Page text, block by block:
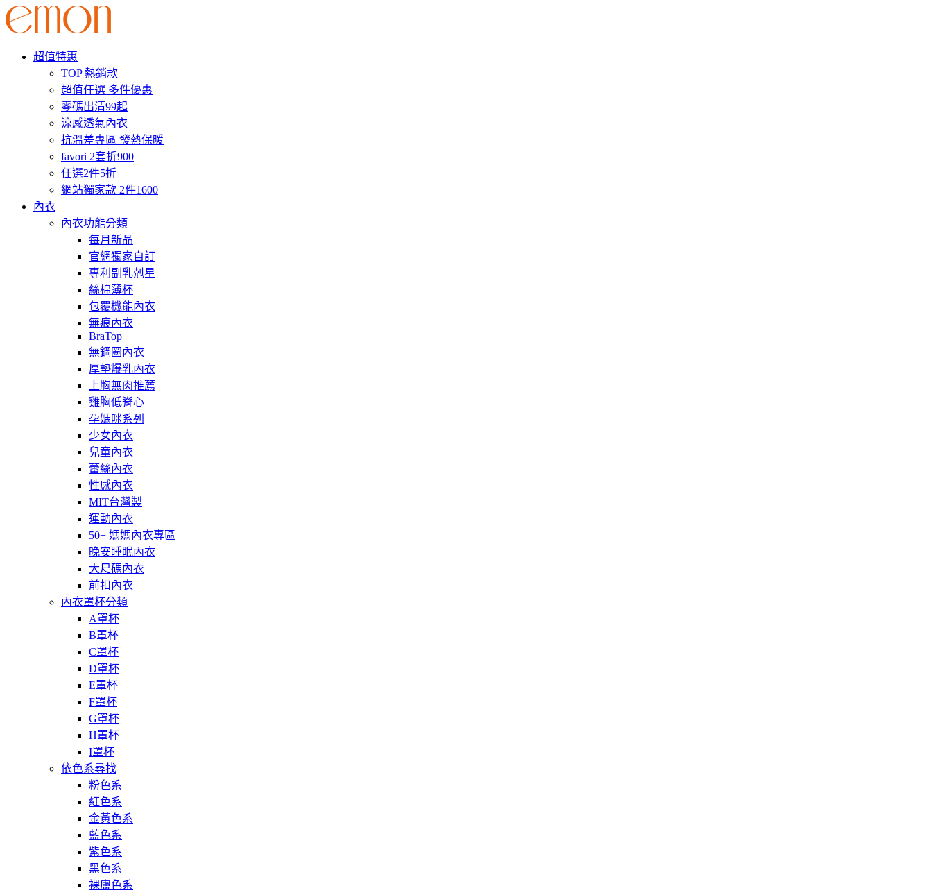
超值特惠
TOP 熱銷款
超值任選 多件優惠
零碼出清99起
涼感透氣內衣
抗溫差專區 發熱保暖
favori 2套折900
任選2件5折
網站獨家款 2件1600
內衣
內衣功能分類
每月新品
官網獨家自訂
專利副乳剋星
絲棉薄杯
包覆機能內衣
無痕內衣
BraTop
無鋼圈內衣
厚墊爆乳內衣
上胸無肉推薦
雞胸低脊心
孕媽咪系列
少女內衣
兒童內衣
蕾絲內衣
性感內衣
MIT台灣製
運動內衣
50+ 媽媽內衣專區
晚安睡眠內衣
大尺碼內衣
前扣內衣
內衣罩杯分類
A罩杯
B罩杯
C罩杯
D罩杯
E罩杯
F罩杯
G罩杯
H罩杯
I罩杯
依色系尋找
粉色系
紅色系
金黃色系
藍色系
紫色系
黑色系
裸膚色系